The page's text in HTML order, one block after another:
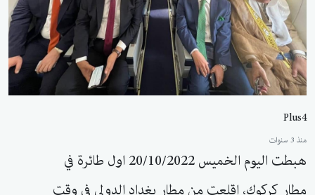
Plus4
منذ 3 سنوات
هبطت اليوم الخميس 20/10/2022 اول طائرة في
مطار كركوك، اقلعت من مطار بغداد الدولي في وقت